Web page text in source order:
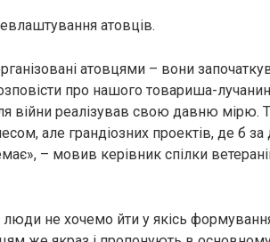
атовців.
атовцями – вони
про нашого товариша-
війни реалізував свою давню мірю.
але грандіозних проектів, де б
– мовив керівник спілки
люди не хочемо йти у якісь